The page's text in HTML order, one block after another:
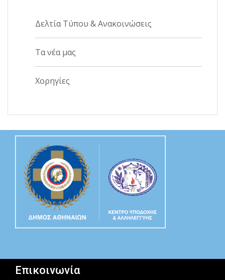
Δελτία Τύπου & Ανακοινώσεις
Τα νέα μας
Χορηγίες
Επικοινωνία